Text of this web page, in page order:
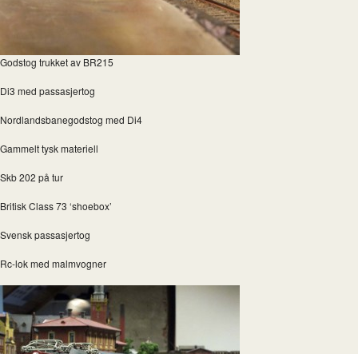
Godstog trukket av BR215
Di3 med passasjertog
Nordlandsbanegodstog med Di4
Gammelt tysk materiell
Skb 202 på tur
Britisk Class 73 ‘shoebox’
Svensk passasjertog
Rc-lok med malmvogner